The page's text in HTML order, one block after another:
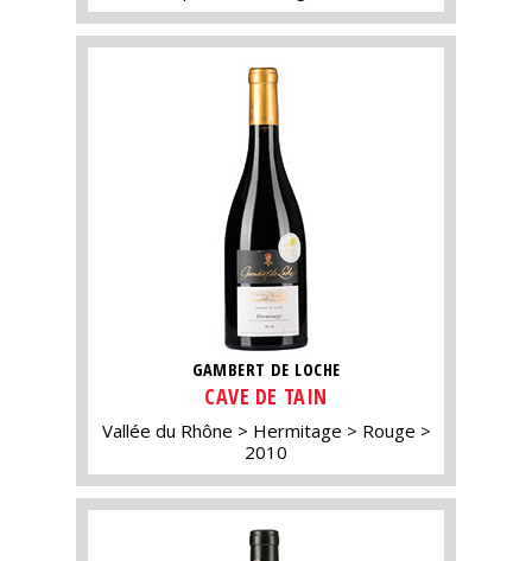
GAMBERT DE LOCHE
CAVE DE TAIN
Vallée du Rhône Hermitage
Rouge
2010